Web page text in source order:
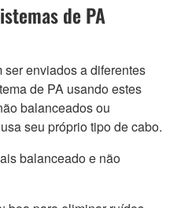
de PA
enviados a diferentes
de PA usando estes
balanceados ou
seu próprio tipo de cabo.
balanceado e não